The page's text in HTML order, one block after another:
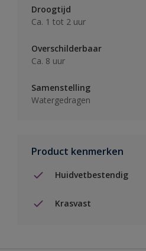
Droogtijd
Ca. 1 tot 2 uur
Overschilderbaar
Ca. 8 uur
Samenstelling
Watergedragen
Product kenmerken
Huidvetbestendig
Krasvast